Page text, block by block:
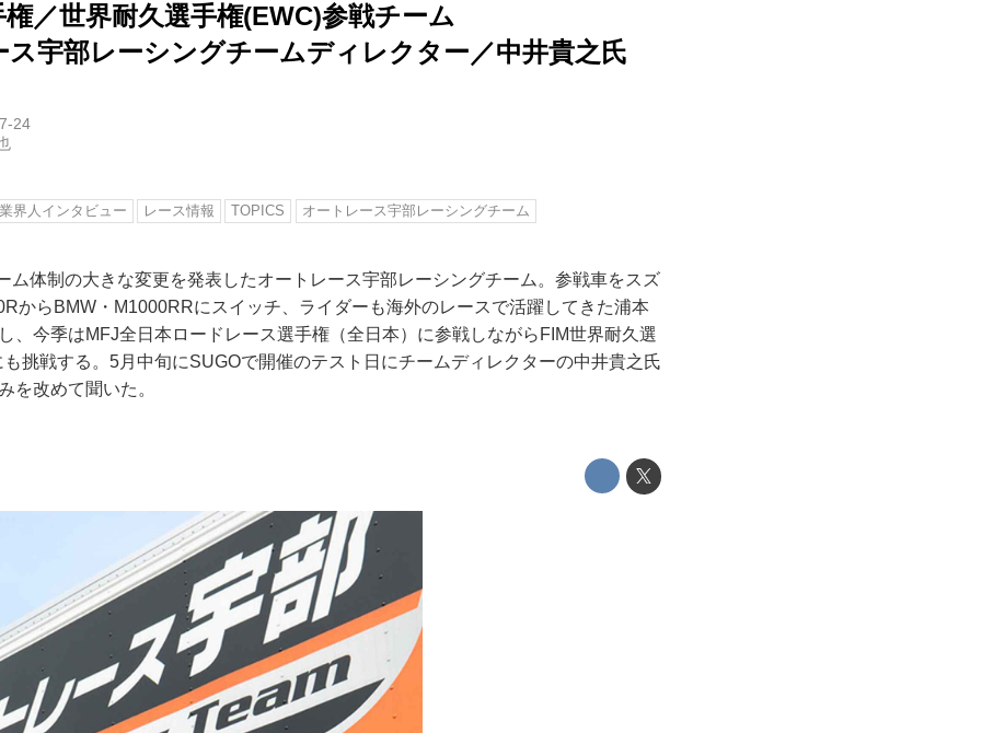
／世界耐久選手権(EWC)参戦チーム
ス宇部レーシングチームディレクター／中井貴之氏
24
業界人インタビュー レース情報 TOPICS オートレース宇部レーシングチーム
ム体制の大きな変更を発表したオートレース宇部レーシングチーム。参戦車をスズ
からBMW・M1000RRにスイッチ、ライダーも海外のレースで活躍してきた浦本
、今季はMFJ全日本ロードレース選手権（全日本）に参戦しながらFIM世界耐久選
挑戦する。5月中旬にSUGOで開催のテスト日にチームディレクターの中井貴之氏
を改めて聞いた。